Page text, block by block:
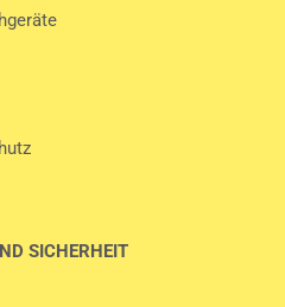
SICHERHEIT